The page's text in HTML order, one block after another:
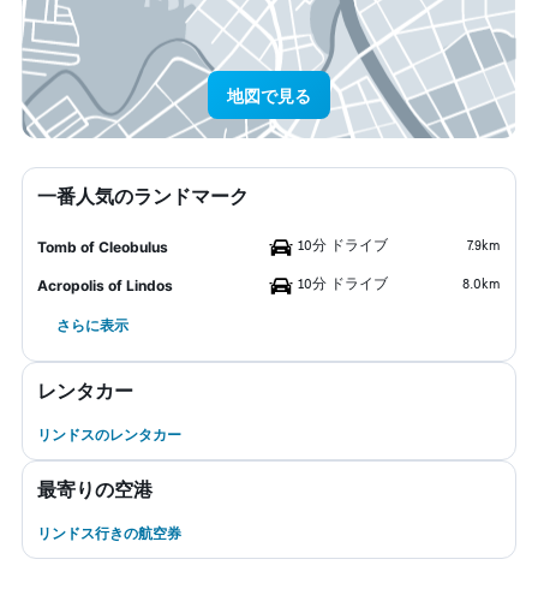
地図で見る
一番人気のランドマーク
Tomb of Cleobulus 10分 ドライブ 7.9km
Acropolis of Lindos 10分 ドライブ 8.0km
さらに表示
レンタカー
リンドスのレンタカー
最寄りの空港
リンドス行きの航空券